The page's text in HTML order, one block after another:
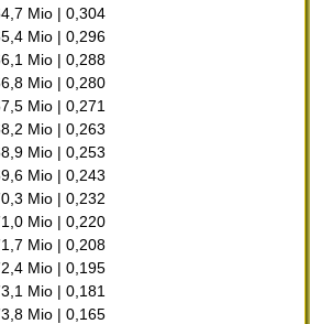
Mio | 0,304
Mio | 0,296
Mio | 0,288
Mio | 0,280
Mio | 0,271
Mio | 0,263
Mio | 0,253
Mio | 0,243
Mio | 0,232
Mio | 0,220
Mio | 0,208
Mio | 0,195
Mio | 0,181
Mio | 0,165